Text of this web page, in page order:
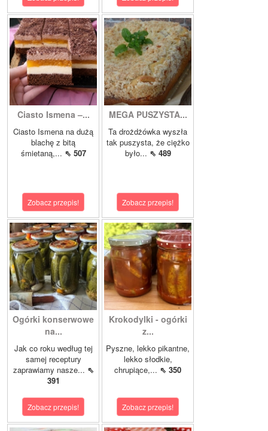
Ciasto Ismena –...
Ciasto Ismena na dużą
blachę z bitą
śmietaną,... ⇖ 507
Zobacz przepis!
MEGA PUSZYSTA...
Ta drożdżówka wyszła
tak puszysta, że ciężko
było... ⇖ 489
Zobacz przepis!
Ogórki konserwowe
na...
Jak co roku według tej
samej receptury
zaprawiamy nasze... ⇖
391
Zobacz przepis!
Krokodylki - ogórki
z...
Pyszne, lekko pikantne,
lekko słodkie,
chrupiące,... ⇖ 350
Zobacz przepis!